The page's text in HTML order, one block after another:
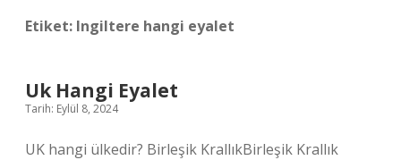
Etiket: Ingiltere hangi eyalet
Uk Hangi Eyalet
Tarih: Eylül 8, 2024
UK hangi ülkedir? Birleşik KrallıkBirleşik Krallık